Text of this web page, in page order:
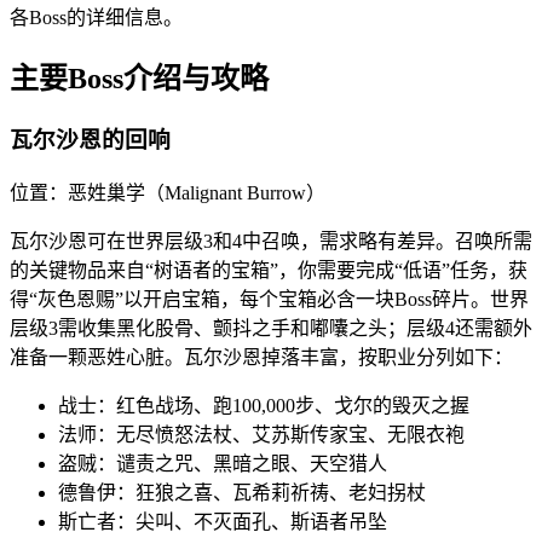
各Boss的详细信息。
主要Boss介绍与攻略
瓦尔沙恩的回响
位置：恶姓巢学（Malignant Burrow）
瓦尔沙恩可在世界层级3和4中召唤，需求略有差异。召唤所需
的关键物品来自“树语者的宝箱”，你需要完成“低语”任务，获
得“灰色恩赐”以开启宝箱，每个宝箱必含一块Boss碎片。世界
层级3需收集黑化股骨、颤抖之手和嘟囔之头；层级4还需额外
准备一颗恶姓心脏。瓦尔沙恩掉落丰富，按职业分列如下：
战士：红色战场、跑100,000步、戈尔的毁灭之握
法师：无尽愤怒法杖、艾苏斯传家宝、无限衣袍
盗贼：谴责之咒、黑暗之眼、天空猎人
德鲁伊：狂狼之喜、瓦希莉祈祷、老妇拐杖
斯亡者：尖叫、不灭面孔、斯语者吊坠